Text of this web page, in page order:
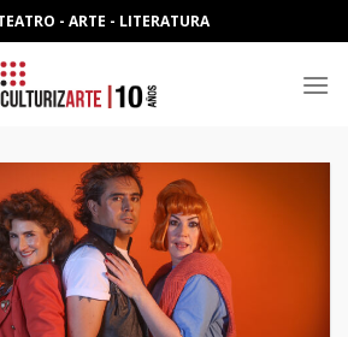
- ARTE - LITERATURA